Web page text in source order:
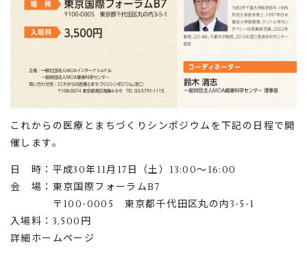
これからの医療とまちづくりシンポジウムを下記の日程で開
催します。
日 時：平成30年11月17日（土）13:00～16:00
会 場：東京国際フォーラムB7
〒100-0005 東京都千代田区丸の内3-5-1
入場料：3,500円
詳細ホームページ